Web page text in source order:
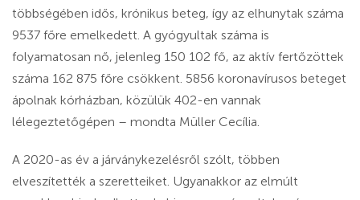
többségében idős, krónikus beteg, így az elhunytak száma
9537 főre emelkedett. A gyógyultak száma is
folyamatosan nő, jelenleg 150 102 fő, az aktív fertőzöttek
száma 162 875 főre csökkent. 5856 koronavírusos beteget
ápolnak kórházban, közülük 402-en vannak
lélegeztetőgépen – mondta Müller Cecília.
A 2020-as év a járványkezelésről szólt, többen
elveszítették a szeretteiket. Ugyanakkor az elmúlt